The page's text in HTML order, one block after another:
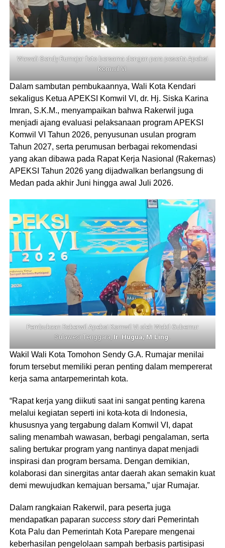
Wawali Sendy Rumajar foto bersama dengan para peserta Apeksi
Komwil VI
Dalam sambutan pembukaannya, Wali Kota Kendari
sekaligus Ketua APEKSI Komwil VI, dr. Hj. Siska Karina
Imran, S.K.M., menyampaikan bahwa Rakerwil juga
menjadi ajang evaluasi pelaksanaan program APEKSI
Komwil VI Tahun 2026, penyusunan usulan program
Tahun 2027, serta perumusan berbagai rekomendasi
yang akan dibawa pada Rapat Kerja Nasional (Rakernas)
APEKSI Tahun 2026 yang dijadwalkan berlangsung di
Medan pada akhir Juni hingga awal Juli 2026.
Pembukaan Rakerwil Apeksi Komwil VI oleh Wakil Gubernur
Sulawesi Tenggara,Ir. Hugua, M.Ling.
Wakil Wali Kota Tomohon Sendy G.A. Rumajar menilai
forum tersebut memiliki peran penting dalam mempererat
kerja sama antarpemerintah kota.
“Rapat kerja yang diikuti saat ini sangat penting karena
melalui kegiatan seperti ini kota-kota di Indonesia,
khususnya yang tergabung dalam Komwil VI, dapat
saling menambah wawasan, berbagi pengalaman, serta
saling bertukar program yang nantinya dapat menjadi
inspirasi dan program bersama. Dengan demikian,
kolaborasi dan sinergitas antar daerah akan semakin kuat
demi mewujudkan kemajuan bersama,” ujar Rumajar.
Dalam rangkaian Rakerwil, para peserta juga
mendapatkan paparan success storydari Pemerintah
Kota Palu dan Pemerintah Kota Parepare mengenai
keberhasilan pengelolaan sampah berbasis partisipasi